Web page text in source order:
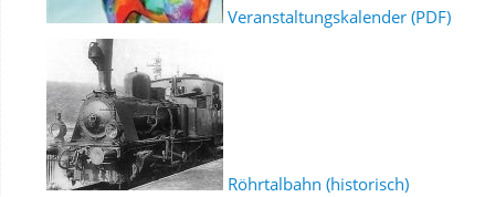
Veranstaltungskalender (PDF)
Röhrtalbahn (historisch)